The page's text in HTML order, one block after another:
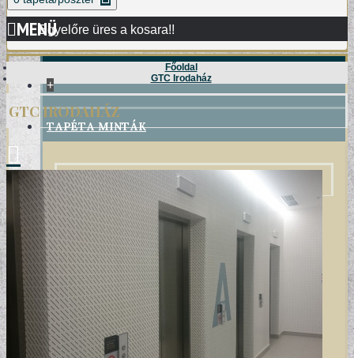
Egyelőre üres a kosara!!
MENÜ
+
TAPÉTA MINTÁK
DAMASK TAPÉTÁK
Főoldal
GTC Irodaház
GTC IRODAHÁZ